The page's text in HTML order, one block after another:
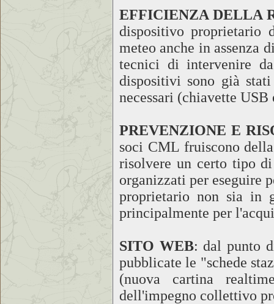
EFFICIENZA DELLA
dispositivo proprietario
meteo anche in assenza
tecnici di intervenire
dispositivi sono già
necessari (chiavette
PREVENZIONE E
soci CML fruiscono
risolvere un certo tipo
organizzati per eseguire
proprietario non sia in
principalmente per
SITO WEB: dal punto
pubblicate le "schede
(nuova cartina
dell'impegno collettivo